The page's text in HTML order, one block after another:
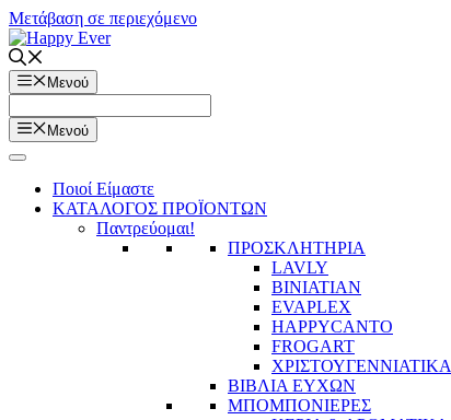
Μετάβαση σε περιεχόμενο
Μενού
Μενού
Ποιοί Είμαστε
ΚΑΤΑΛΟΓΟΣ ΠΡΟΪΟΝΤΩΝ
Παντρεύομαι!
ΠΡΟΣΚΛΗΤΗΡΙΑ
LAVLY
BINIATIAN
EVAPLEX
HAPPYCANTO
FROGART
ΧΡΙΣΤΟΥΓΕΝΝΙΑΤΙΚΑ
ΒΙΒΛΙΑ ΕΥΧΩΝ
ΜΠΟΜΠΟΝΙΕΡΕΣ